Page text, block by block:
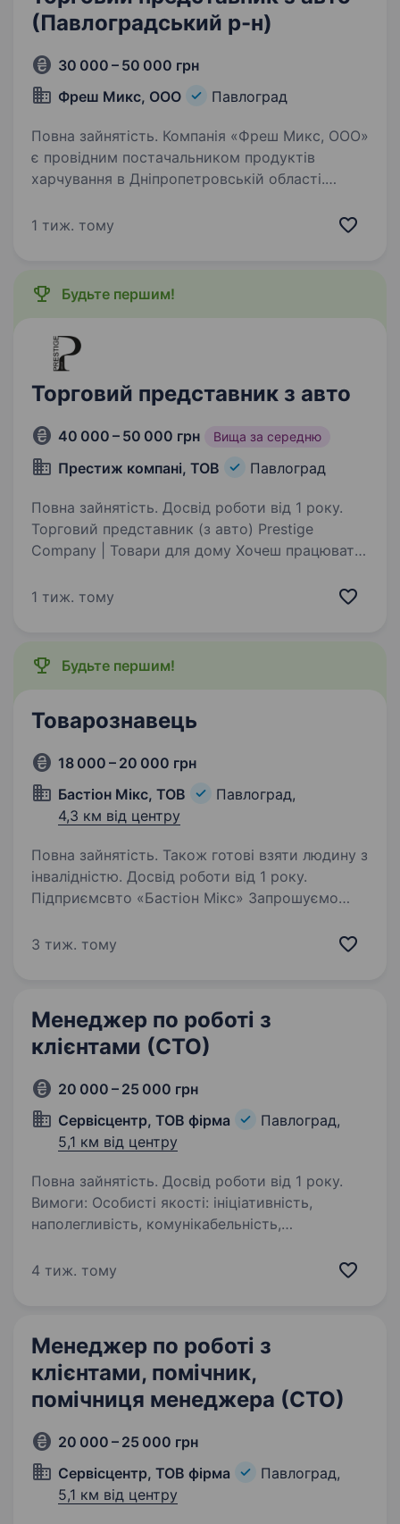
(Павлоградський р-н)
30 000 – 50 000 грн
Фреш Микс, ООО
Павлоград
Повна зайнятість. Компанія «Фреш Микс, ООО»
є провідним постачальником продуктів
харчування в Дніпропетровській області.
та роздрібному розподілі якісних продуктів
1 тиж. тому
Будьте першим!
Торговий представник з авто
40 000 – 50 000 грн Вища за середню
Престиж компанi, ТОВ Павлоград
Повна зайнятість. Досвід роботи від 1 року.
Торговий представник (з авто) Prestige
Company | Товари для дому Хочеш працювати
років на ринку? Приєднуйся до Prestige
1 тиж. тому
Будьте першим!
Товарознавець
18 000 – 20 000 грн
Бастіон Мікс, ТОВ
Павлоград,
4,3 км від центру
Повна зайнятість. Також готові взяти людину з
інвалідністю. Досвід роботи від 1 року.
Підприємсвто «Бастіон Мікс» Запрошуємо
Ми пропонуємо: можливість постійного
3 тиж. тому
Менеджер по роботі з
клієнтами (СТО)
20 000 – 25 000 грн
Сервісцентр, ТОВ фірма
Павлоград,
5,1 км від центру
Повна зайнятість. Досвід роботи від 1 року.
Вимоги: Особисті якості: ініціативність,
наполегливість, комунікабельність,
знання будови автомобіля та його основних
4 тиж. тому
Менеджер по роботі з
клієнтами, помічник,
помічниця менеджера (СТО)
20 000 – 25 000 грн
Сервісцентр, ТОВ фірма
Павлоград,
5,1 км від центру